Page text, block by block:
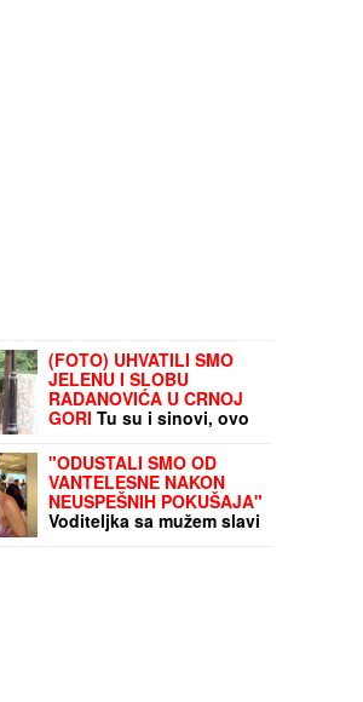
(FOTO) UHVATILI SMO
JELENU I SLOBU
RADANOVIĆA U CRNOJ
GORI Tu su i sinovi, ovo
odnosu nakon skandala
"ODUSTALI SMO OD
VANTELESNE NAKON
NEUSPEŠNIH POKUŠAJA"
Voditeljka sa mužem slavi